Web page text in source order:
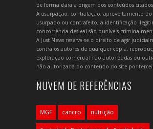
de forma clara a origem dos conteúdos citados.
A usurpação, contrafação, aproveitamento
usurpado ou contrafeito, a identificação
concorrência desleal são puníveis
A Just News reserva-se o direito de agir
contra os autores de qualquer cópia,
exploração comercial não autorizadas ou
não autorizada do conteúdo do site por
NUVEM DE REFERÊNCIAS
MGF cancro nutrição